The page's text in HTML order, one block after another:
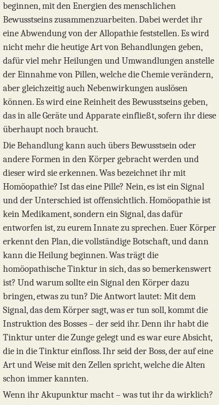
beginnen, mit den Energien des menschlichen
Bewusstseins zusammenzuarbeiten. Dabei werdet ihr
eine Abwendung von der Allopathie feststellen. Es wird
nicht mehr die heutige Art von Behandlungen geben,
dafür viel mehr Heilungen und Umwandlungen anstelle
der Einnahme von Pillen, welche die Chemie verändern,
aber gleichzeitig auch Nebenwirkungen auslösen
können. Es wird eine Reinheit des Bewusstseins geben,
das in alle Geräte und Apparate einfließt, sofern ihr diese
überhaupt noch braucht.
Die Behandlung kann auch übers Bewusstsein oder
andere Formen in den Körper gebracht werden und
dieser wird sie erkennen. Was bezeichnet ihr mit
Homöopathie? Ist das eine Pille? Nein, es ist ein Signal
und der Unterschied ist offensichtlich. Homöopathie ist
kein Medikament, sondern ein Signal, das dafür
entworfen ist, zu eurem Innate zu sprechen. Euer Körper
erkennt den Plan, die vollständige Botschaft, und dann
kann die Heilung beginnen. Was trägt die
homöopathische Tinktur in sich, das so bemerkenswert
ist? Und warum sollte ein Signal den Körper dazu
bringen, etwas zu tun? Die Antwort lautet: Mit dem
Signal, das dem Körper sagt, was er tun soll, kommt die
Instruktion des Bosses – der seid ihr. Denn ihr habt die
Tinktur unter die Zunge gelegt und es war eure Absicht,
die in die Tinktur einfloss. Ihr seid der Boss, der auf eine
Art und Weise mit den Zellen spricht, welche die Alten
schon immer kannten.
Wenn ihr Akupunktur macht – was tut ihr da wirklich?